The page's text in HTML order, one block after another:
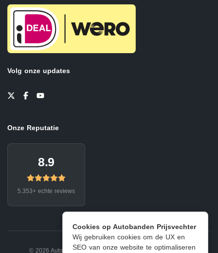
Cookies op Autobanden Prijsvechter
Wij gebruiken cookies om de UX en
SEO van onze website te optimaliseren
Volg onze updates
Onze Reputatie
8.9
5.353+ echte reviews
© 2026 Autobanden Prijsvechter. Privacy | Voorwaarden